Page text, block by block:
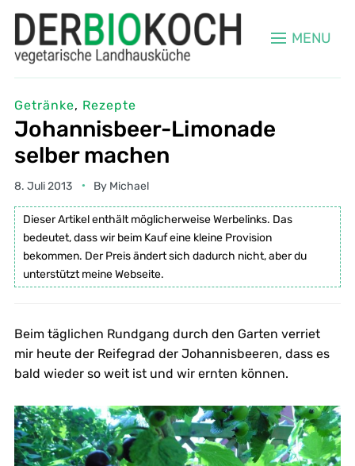
MENU
Getränke, Rezepte
Johannisbeer-Limonade
selber machen
8. Juli 2013 By Michael
Dieser Artikel enthält möglicherweise Werbelinks. Das
bedeutet, dass wir beim Kauf eine kleine Provision
bekommen. Der Preis ändert sich dadurch nicht, aber du
unterstützt meine Webseite.
Beim täglichen Rundgang durch den Garten verriet
mir heute der Reifegrad der Johannisbeeren, dass es
bald wieder so weit ist und wir ernten können.